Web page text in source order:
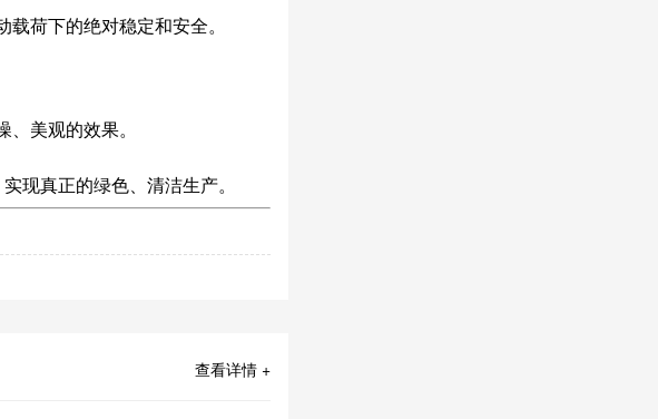
荷下的绝对稳定和安全。
美观的效果。
现真正的绿色、清洁生产。
查看详情 +